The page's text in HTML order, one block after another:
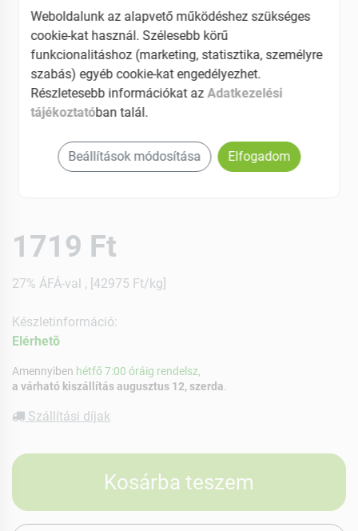
1719 Ft
27% ÁFÁ-val , [42975 Ft/kg]
Készletinformáció:
Elérhetõ
Amennyiben hétfő 7:00 óráig rendelsz,
a várható kiszállítás augusztus 12, szerda
Szállítási díjak
Kosárba teszem
Weboldalunk az alapvető működéshez szükséges
cookie-kat használ. Szélesebb körű
funkcionalitáshoz (marketing, statisztika, személyre
szabás) egyéb cookie-kat engedélyezhet.
Részletesebb információkat azAdatkezelési
tájékoztatóban talál.
Beállítások módosítása Elfogadom